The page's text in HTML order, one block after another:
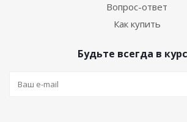
Вопрос-ответ
Как купить
Будьте всегда в